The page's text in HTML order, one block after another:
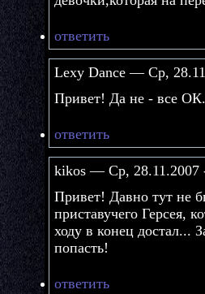
ответить
Lexy Dance — Ср,
Привет! Да не - все
ответить
kikos — Ср, 28.11.2007
Привет! Давно тут не
приставучего Герсея,
ходу в конец достал...
попасть!
ответить